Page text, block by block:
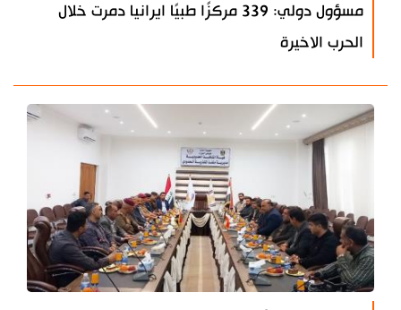
مسؤول دولي: 339 مركزًا طبيًا ايرانيا دمرت خلال
الحرب الاخيرة